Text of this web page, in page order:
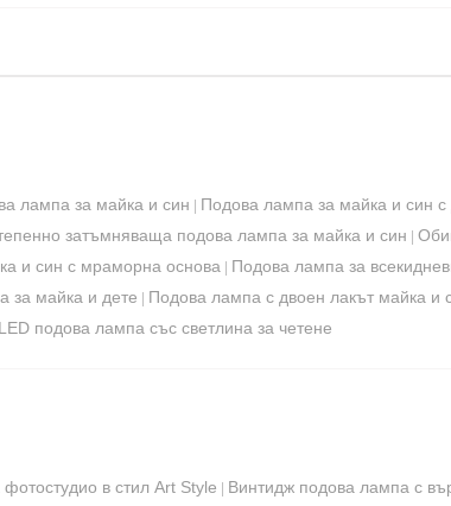
лампа за майка и син | Подова лампа за майка и син с
затъмняваща подова лампа за майка и син |
и син с мраморна основа | Подова лампа за
за майка и дете | Подова лампа с двоен лакът майка и
подова лампа със светлина за четене
в стил Art Style | Винтидж подова лампа с